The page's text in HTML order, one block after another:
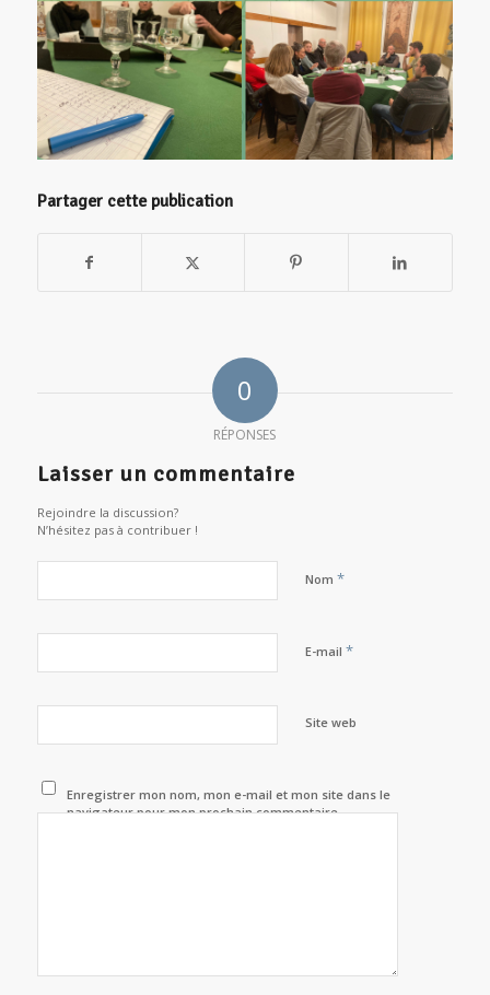
Partager cette publication
0
RÉPONSES
Laisser un commentaire
Rejoindre la discussion?
N’hésitez pas à contribuer !
Nom *
E-mail *
Site web
Enregistrer mon nom, mon e-mail et mon site dans le
navigateur pour mon prochain commentaire.